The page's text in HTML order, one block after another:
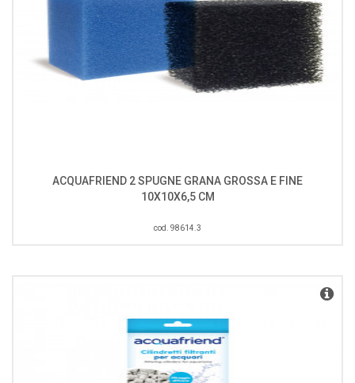
ACQUAFRIEND 2 SPUGNE GRANA GROSSA E FINE
10X10X6,5 CM
cod. 98614.3